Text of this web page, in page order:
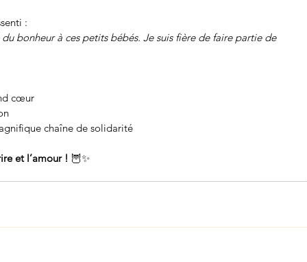
:
bonheur à ces petits bébés. Je suis fière de faire partie de
cœur
chaîne de solidarité
et l’amour ! 🦉✨